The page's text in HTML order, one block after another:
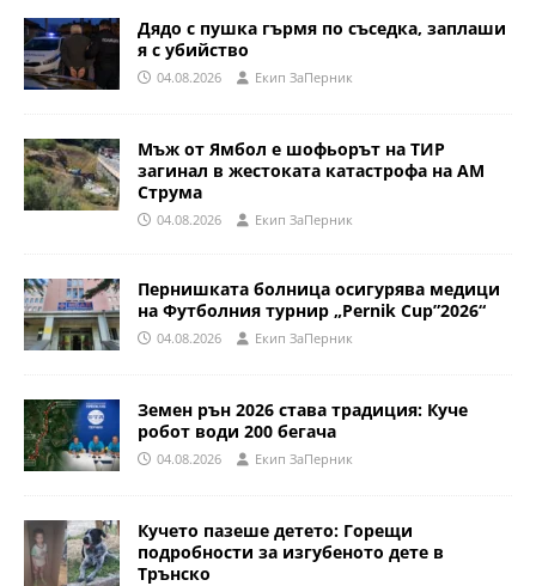
Дядо с пушка гърмя по съседка, заплаши
я с убийство
04.08.2026 Eкип ЗаПерник
Мъж от Ямбол е шофьорът на ТИР
загинал в жестоката катастрофа на АМ
Струма
04.08.2026 Eкип ЗаПерник
Пернишката болница осигурява медици
на Футболния турнир „Pernik Cup”2026“
04.08.2026 Eкип ЗаПерник
Земен рън 2026 става традиция: Куче
робот води 200 бегача
04.08.2026 Eкип ЗаПерник
Кучето пазеше детето: Горещи
подробности за изгубеното дете в
Трънско